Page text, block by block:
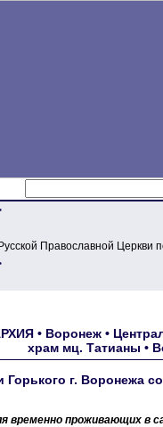
Православной Церкви
• Воронеж •
храм мц. Татианы •
Горького г. Воронежа
временно проживающих в